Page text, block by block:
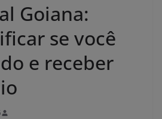
Goiana:
se você
e receber